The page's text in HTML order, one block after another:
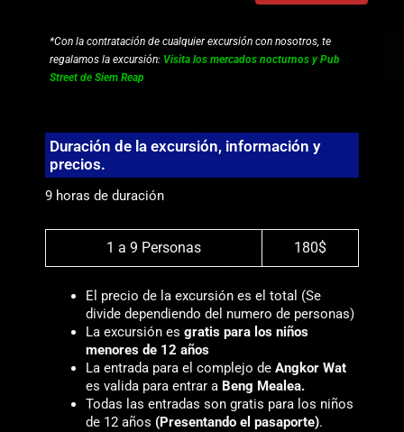
*Con la contratación de cualquier excursión con nosotros, te
regalamos la excursión: Visita los mercados nocturnos y Pub
Street de Siem Reap
Duración de la excursión, información y
precios.
9 horas de duración
1 a 9 Personas 180$
El precio de la excursión es el total (Se
divide dependiendo del numero de personas)
La excursión es gratis para los niños
menores de 12 años
La entrada para el complejo de Angkor Wat
es valida para entrar a Beng Mealea.
Todas las entradas son gratis para los niños
de 12 años (Presentando el pasaporte).